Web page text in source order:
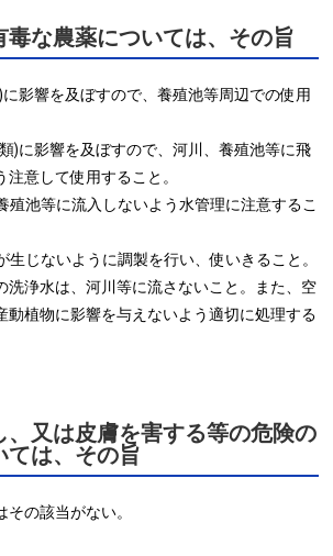
毒な農薬については、その旨
影響を及ぼすので、養殖池等周辺での使用
)に影響を及ぼすので、河川、養殖池等に飛
意して使用すること。
殖池等に流入しないよう水管理に注意するこ
生じないように調製を行い、使いきること。
洗浄水は、河川等に流さないこと。また、空
動植物に影響を与えないよう適切に処理する
、又は皮膚を害する等の危険の
ては、その旨
の該当がない。